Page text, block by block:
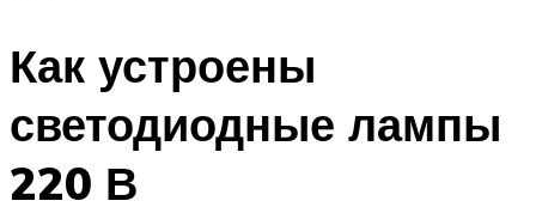
Как устроены
светодиодные лампы
220 В